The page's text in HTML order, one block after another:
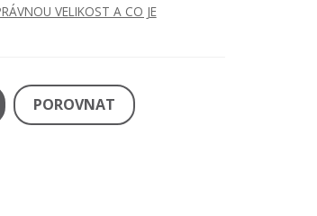
VELIKOST A CO JE
POROVNAT